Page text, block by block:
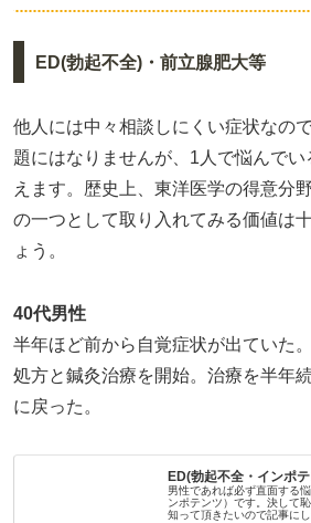
ED(勃起不全)・前立腺肥大等
他人には中々相談しにくい症状なの
題にはなりませんが、1人で悩んで
えます。歴史上、東洋医学の得意分
の一つとして取り入れてみる価値は
ょう。
40代男性
半年ほど前から自覚症状が出ていた
処方と鍼灸治療を開始。治療を半年
に戻った。
ED(勃起不全・インポ
男性であれば必ず直面する
ンポテンツ）です。決して
知って頂きたいので記事に